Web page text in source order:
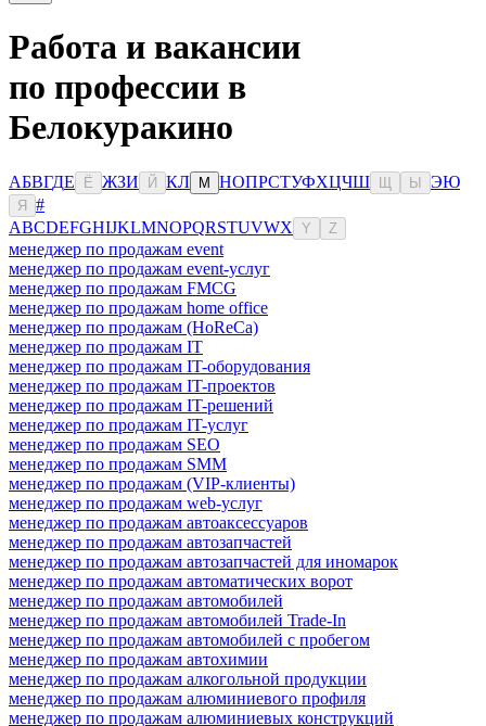
Работа и вакансии
по профессии в
Белокуракино
АБВГДЕ Ё ЖЗИ Й КЛ М НОПРСТУФХЦЧШ Ы ЭЮ
Я
#
ABCDEFGHIJKLMNOPQRSTUVWX Y Z
менеджер по продажам event
менеджер по продажам event-услуг
менеджер по продажам FMCG
менеджер по продажам home office
менеджер по продажам (HoReCa)
менеджер по продажам IT
менеджер по продажам IT-оборудования
менеджер по продажам IT-проектов
менеджер по продажам IT-решений
менеджер по продажам IT-услуг
менеджер по продажам SEO
менеджер по продажам SMM
менеджер по продажам (VIP-клиенты)
менеджер по продажам web-услуг
менеджер по продажам автоаксессуаров
менеджер по продажам автозапчастей
менеджер по продажам автозапчастей для иномарок
менеджер по продажам автоматических ворот
менеджер по продажам автомобилей
менеджер по продажам автомобилей Trade-In
менеджер по продажам автомобилей с пробегом
менеджер по продажам автохимии
менеджер по продажам алкогольной продукции
менеджер по продажам алюминиевого профиля
менеджер по продажам алюминиевых конструкций